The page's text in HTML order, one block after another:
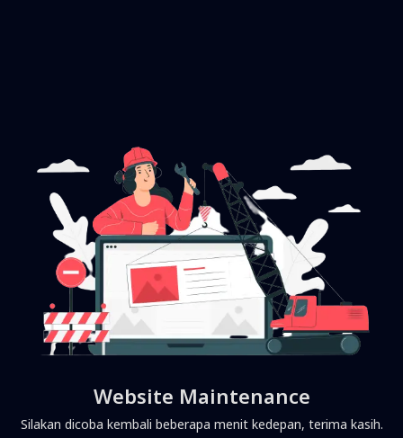
Website Maintenance
Silakan dicoba kembali beberapa menit kedepan, terima kasih.